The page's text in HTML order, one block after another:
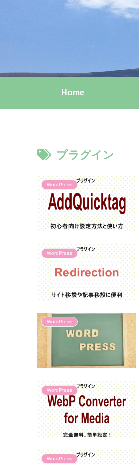
Home
プラグイン
WordPress
WordPress
WordPress
WordPress
WordPress